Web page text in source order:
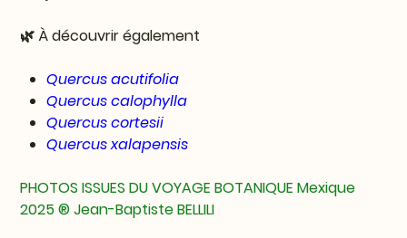
🌿 À découvrir également
Quercus acutifolia
Quercus calophylla
Quercus cortesii
Quercus xalapensis
PHOTOS ISSUES DU VOYAGE BOTANIQUE Mexique
2025® Jean-Baptiste BELLILI